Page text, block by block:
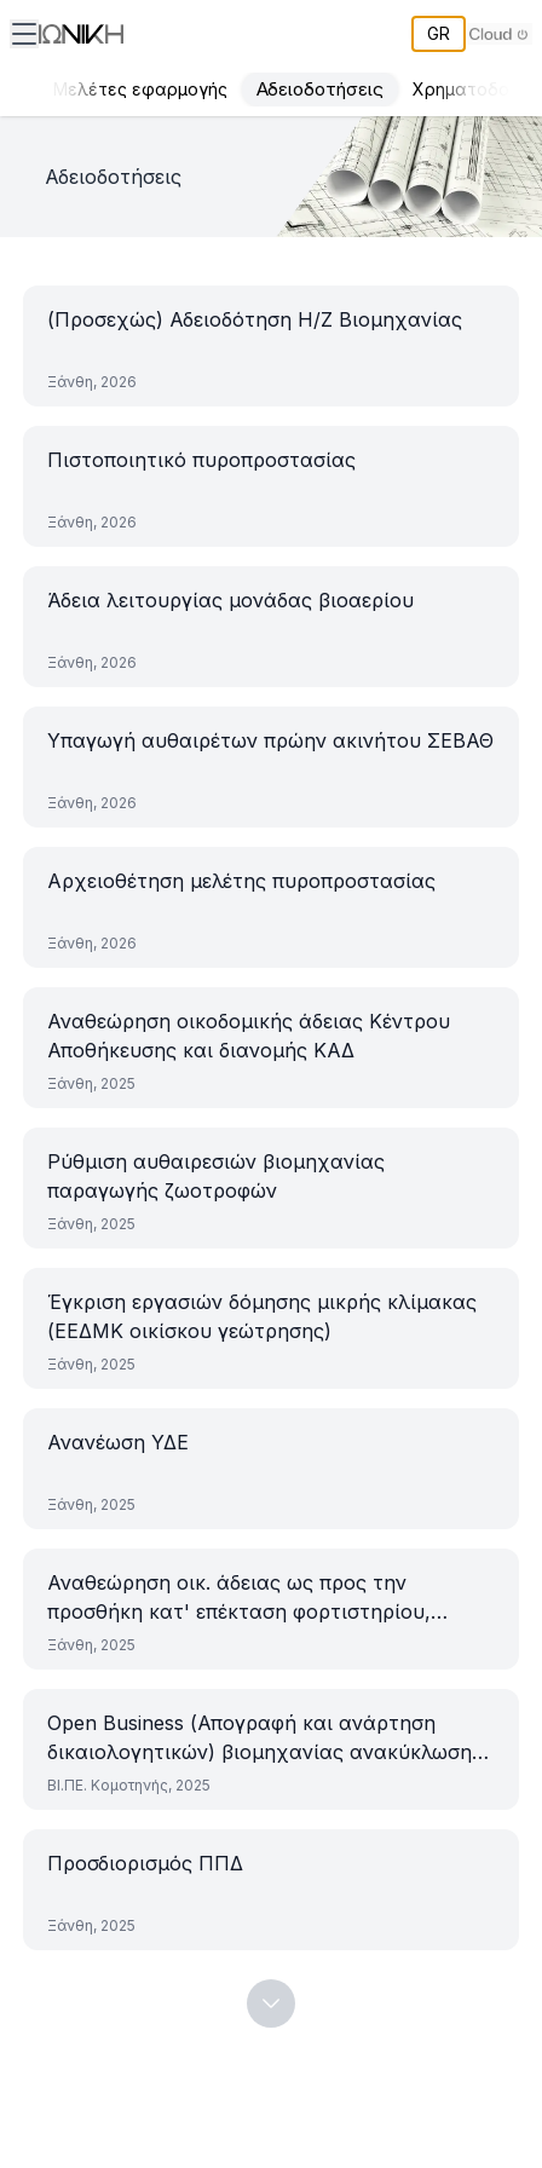
GR
Μελέτες εφαρμογής Αδειοδοτήσεις
Αδειοδοτήσεις
(Προσεχώς) Αδειοδότηση Η/Ζ Βιομηχανίας
Ξάνθη, 2026
Πιστοποιητικό πυροπροστασίας
Ξάνθη, 2026
Άδεια λειτουργίας μονάδας βιοαερίου
Ξάνθη, 2026
Υπαγωγή αυθαιρέτων πρώην ακινήτου ΣΕΒΑΘ
Ξάνθη, 2026
Αρχειοθέτηση μελέτης πυροπροστασίας
Ξάνθη, 2026
Αναθεώρηση οικοδομικής άδειας Κέντρου
Αποθήκευσης και διανομής ΚΑΔ
Ξάνθη, 2025
Ρύθμιση αυθαιρεσιών βιομηχανίας
παραγωγής ζωοτροφών
Ξάνθη, 2025
Έγκριση εργασιών δόμησης μικρής κλίμακας
(ΕΕΔΜΚ οικίσκου γεώτρησης)
Ξάνθη, 2025
Ανανέωση ΥΔΕ
Ξάνθη, 2025
Αναθεώρηση οικ. άδειας ως προς την
προσθήκη κατ' επέκταση φορτιστηρίου,
φυλακίου και βάσεων έδρασης μηχ/κού
Ξάνθη, 2025
Open Business (Απογραφή και ανάρτηση
δικαιολογητικών) βιομηχανίας ανακύκλωσης
συσσωρευτών
ΒΙ.ΠΕ. Κομοτηνής, 2025
Προσδιορισμός ΠΠΔ
Ξάνθη, 2025